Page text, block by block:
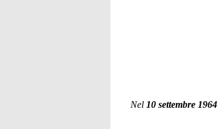
Nel 10 settembre 1964